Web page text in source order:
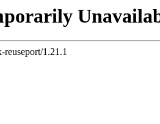
reuseport/1.21.1